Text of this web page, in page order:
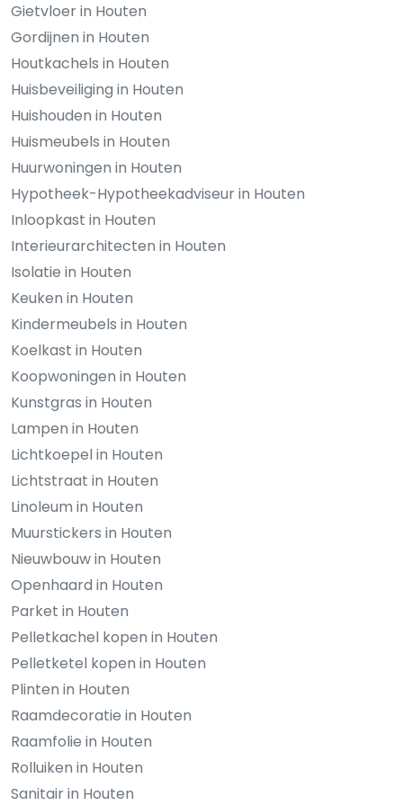
Gietvloer in Houten
Gordijnen in Houten
Houtkachels in Houten
Huisbeveiliging in Houten
Huishouden in Houten
Huismeubels in Houten
Huurwoningen in Houten
Hypotheek-Hypotheekadviseur in Houten
Inloopkast in Houten
Interieurarchitecten in Houten
Isolatie in Houten
Keuken in Houten
Kindermeubels in Houten
Koelkast in Houten
Koopwoningen in Houten
Kunstgras in Houten
Lampen in Houten
Lichtkoepel in Houten
Lichtstraat in Houten
Linoleum in Houten
Muurstickers in Houten
Nieuwbouw in Houten
Openhaard in Houten
Parket in Houten
Pelletkachel kopen in Houten
Pelletketel kopen in Houten
Plinten in Houten
Raamdecoratie in Houten
Raamfolie in Houten
Rolluiken in Houten
Sanitair in Houten